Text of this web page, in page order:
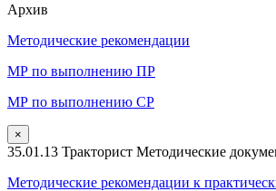
Архив
Методические рекомендации
МР по выполнению ПР
МР по выполнению СР
×
35.01.13 Тракторист Методические
Методические рекомендации к